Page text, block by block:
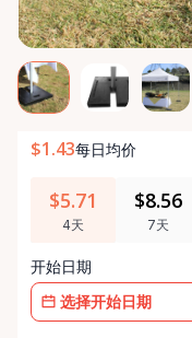
$1.43每日均价
$5.71
4天
$8.56
7天
开始日期